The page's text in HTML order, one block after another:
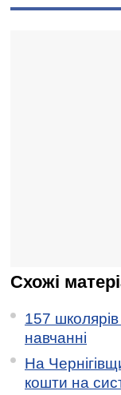
Схожі
157
навчанні
На
кошти на